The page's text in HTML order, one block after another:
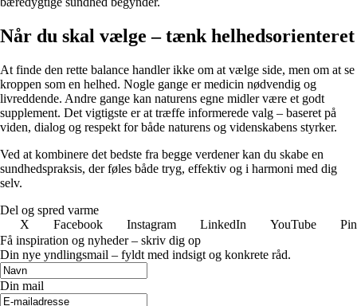
Når du skal vælge – tænk helhedsorienteret
At finde den rette balance handler ikke om at vælge side, men om at se
kroppen som en helhed. Nogle gange er medicin nødvendig og
livreddende. Andre gange kan naturens egne midler være et godt
supplement. Det vigtigste er at træffe informerede valg – baseret på
viden, dialog og respekt for både naturens og videnskabens styrker.
Ved at kombinere det bedste fra begge verdener kan du skabe en
sundhedspraksis, der føles både tryg, effektiv og i harmoni med dig
selv.
Del og spred varme
X
Facebook Instagram LinkedIn YouTube
Få inspiration og nyheder – skriv dig op
Din nye yndlingsmail – fyldt med indsigt og konkrete råd.
Din mail